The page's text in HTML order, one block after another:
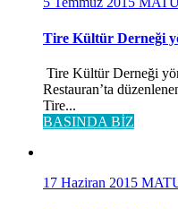
Tire Kültür Derneği
Tire Kültür Derneği
Restauran’ta
Tire...
BASINDA BİZ
17 Haziran 2015